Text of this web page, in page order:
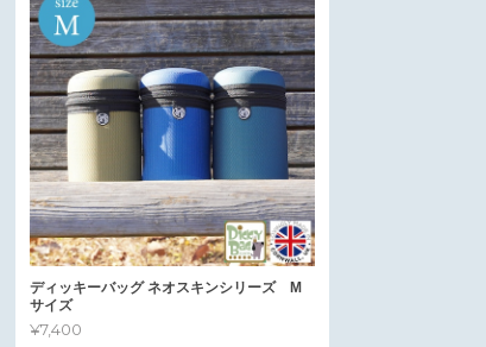
ディッキーバッグ ネオスキンシリーズ M
サイズ
¥7,400